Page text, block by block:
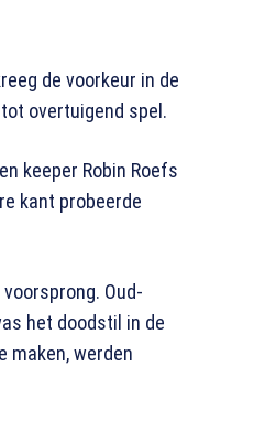
de voorkeur in de
overtuigend spel.
keeper Robin Roefs
kant probeerde
Oud-
het doodstil in de
maken, werden